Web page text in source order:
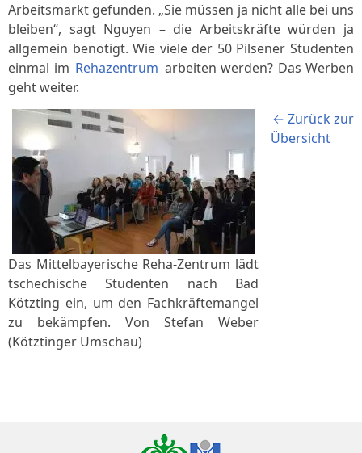
Arbeitsmarkt gefunden. „Sie müssen ja nicht alle bei uns
bleiben“, sagt Nguyen – die Arbeitskräfte würden ja
allgemein benötigt. Wie viele der 50 Pilsener Studenten
einmal im Rehazentrum arbeiten werden? Das Werben
geht weiter.
Das Mittelbayerische Reha-Zentrum lädt
tschechische Studenten nach Bad
Kötzting ein, um den Fachkräftemangel
zu bekämpfen. Von Stefan Weber
(Kötztinger Umschau)
← Zurück zur
Übersicht